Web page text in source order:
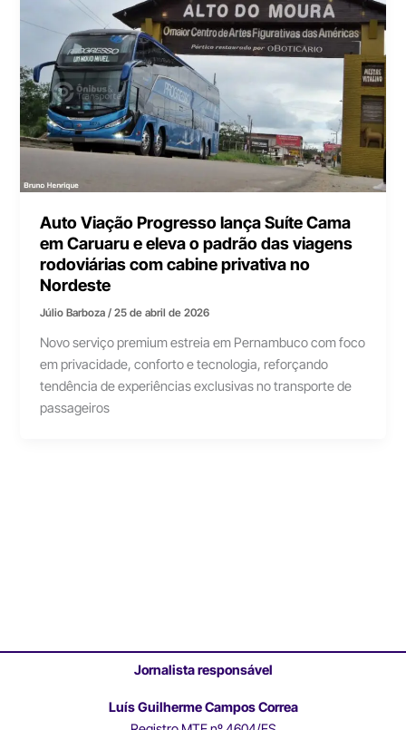
Auto Viação Progresso lança Suíte Cama
em Caruaru e eleva o padrão das viagens
rodoviárias com cabine privativa no
Nordeste
Júlio Barboza/25 de abril de 2026
Novo serviço premium estreia em Pernambuco com foco
em privacidade, conforto e tecnologia, reforçando
tendência de experiências exclusivas no transporte de
passageiros
Jornalista responsável
Luís Guilherme Campos Correa